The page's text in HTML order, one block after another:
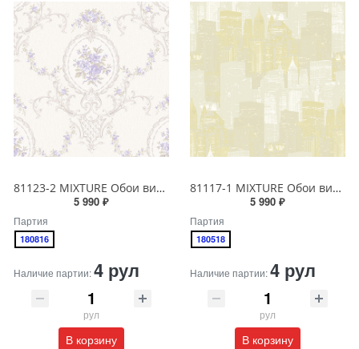
81123-2 MIXTURE Обои виниловые на бумажной основе 1.06*15.5
5 990 ₽
Партия
180816
Наличие партии:4 рул
рул
В корзину
81117-1 MIXTURE Обои виниловые на бумажной основе 1.06*15.5
5 990 ₽
Партия
180518
Наличие партии:4 рул
рул
В корзину